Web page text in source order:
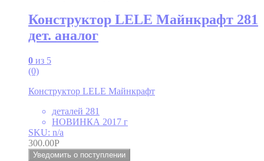
Конструктор LELE Майнкрафт 281
дет. аналог
0 из 5
(0)
Конструктор LELE Майнкрафт
деталей 281
НОВИНКА 2017 г
SKU: n/a
300.00Р
Уведомить о поступлении